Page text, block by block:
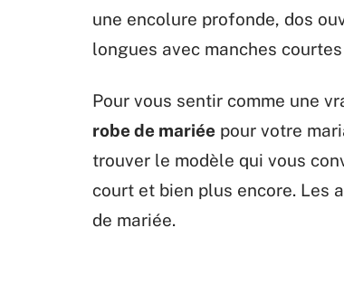
une encolure profonde, dos
longues avec manches
Pour vous sentir comme une
robe de mariée pour votre
trouver le modèle qui vous
court et bien plus encore. Les
de mariée.